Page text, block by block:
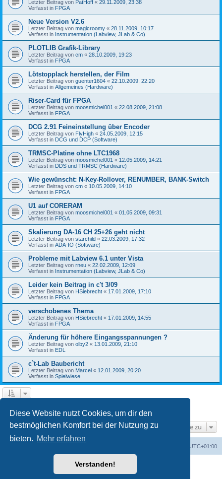
Diese Website nutzt Cookies, um dir den
bestmöglichen Komfort bei der Nutzung zu
bieten. Mehr erfahren
Verstanden!
Letzter Beitrag von PatHoff « 29.11.2009, 23:38
Verfasst in FPGA
Neue Version V2.6
Letzter Beitrag von magicroomy « 28.11.2009, 10:17
Verfasst in Instrumentation (Labview, JLab & Co)
PLOTLIB Grafik-Library
Letzter Beitrag von cm « 28.10.2009, 19:23
Verfasst in FPGA
Lötstopplack herstellen, der Film
Letzter Beitrag von guenter1604 « 22.10.2009, 22:20
Verfasst in Allgemeines (Hardware)
Riser-Card für FPGA
Letzter Beitrag von moosmichel001 « 22.08.2009, 21:08
Verfasst in FPGA
DCG 2.91 Feineinstellung über Encoder
Letzter Beitrag von FlyHigh « 24.05.2009, 12:15
Verfasst in DCG und DCP (Software)
TRMSC-Platine ohne LTC1968
Letzter Beitrag von moosmichel001 « 12.05.2009, 14:21
Verfasst in DDS und TRMSC (Hardware)
Wie gewünscht: N-Key-Rollover, RENUMBER, BANK-Switch
Letzter Beitrag von cm « 10.05.2009, 14:10
Verfasst in FPGA
U1 auf CORERAM
Letzter Beitrag von moosmichel001 « 01.05.2009, 09:31
Verfasst in FPGA
Skalierung DA-16 CH 25+26 geht nicht
Letzter Beitrag von starchild « 22.03.2009, 17:32
Verfasst in ADA-IO (Software)
Probleme mit Labview 6.1 unter Vista
Letzter Beitrag von rneu « 22.02.2009, 12:09
Verfasst in Instrumentation (Labview, JLab & Co)
Leider kein Beitrag in c't 3/09
Letzter Beitrag von HSiebrecht « 17.01.2009, 17:10
Verfasst in FPGA
verschobenes Thema
Letzter Beitrag von HSiebrecht « 17.01.2009, 14:55
Verfasst in FPGA
Änderung für höhere Eingangsspannungen ?
Letzter Beitrag von olby2 « 13.01.2009, 21:10
Verfasst in EDL
c`t-Lab Baubericht
Letzter Beitrag von Marcel « 12.01.2009, 20:20
Verfasst in Spielwiese
Gehe zu
UTC+01:00
Powered byphpBB® Forum Software © phpBB Limited
phpBB.de